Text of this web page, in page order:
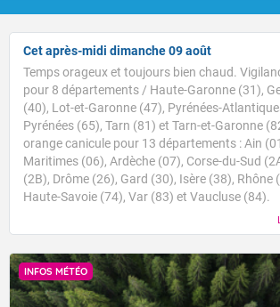
Cet après-midi dimanche 09 août
Temps orageux et toujours bien chaud.
pour 8 départements / Haute-Garonne (31),
(40), Lot-et-Garonne (47), Pyrénées-
Pyrénées (65), Tarn (81) et Tarn-et-Garonne
orange canicule pour 13 départements : Ain
Maritimes (06), Ardèche (07), Corse-du-Sud
(2B), Drôme (26), Gard (30), Isère (38), Rhône
Haute-Savoie (74), Var (83) et Vaucluse (84).
INFOS MÉTÉO